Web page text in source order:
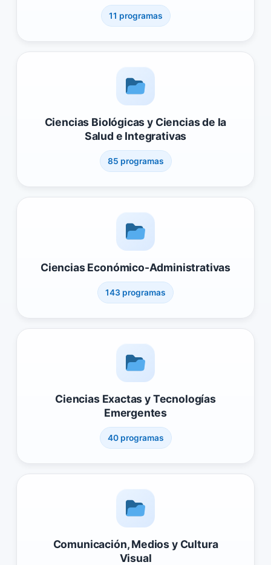
11 programas
Ciencias Biológicas y Ciencias de la
Salud e Integrativas
85 programas
Ciencias Económico-Administrativas
143 programas
Ciencias Exactas y Tecnologías
Emergentes
40 programas
Comunicación, Medios y Cultura
Visual